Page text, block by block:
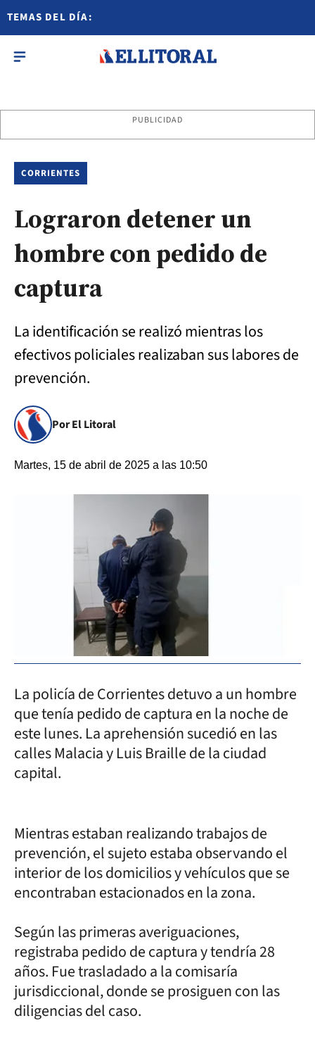
TEMAS DEL DÍA:
PUBLICIDAD
CORRIENTES
Lograron detener un
hombre con pedido de
captura
La identificación se realizó mientras los
efectivos policiales realizaban sus labores de
prevención.
Por El Litoral
Martes, 15 de abril de 2025 a las 10:50
La policía de Corrientes detuvo a un hombre
que tenía pedido de captura en la noche de
este lunes. La aprehensión sucedió en las
calles Malacia y Luis Braille de la ciudad
capital.
Mientras estaban realizando trabajos de
prevención, el sujeto estaba observando el
interior de los domicilios y vehículos que se
encontraban estacionados en la zona.
Según las primeras averiguaciones,
registraba pedido de captura y tendría 28
años. Fue trasladado a la comisaría
jurisdiccional, donde se prosiguen con las
diligencias del caso.